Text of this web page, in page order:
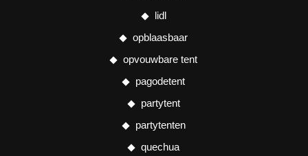
lidl
opblaasbaar
opvouwbare tent
pagodetent
partytent
partytenten
quechua